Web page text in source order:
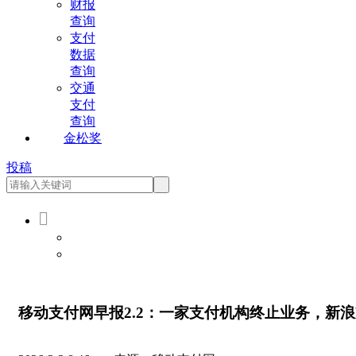
财报
查询
支付
数据
查询
交通
支付
查询
金松奖
投稿

移动支付网早报2.2：一家支付机构终止业务，新